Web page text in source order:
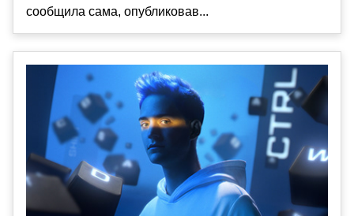
сообщила сама, опубликовав...